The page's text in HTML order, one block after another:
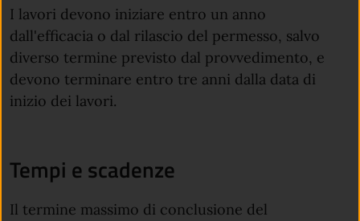
I lavori devono iniziare entro un anno
dall'efficacia o dal rilascio del permesso, salvo
diverso termine previsto dal provvedimento, e
devono terminare entro tre anni dalla data di
inizio dei lavori.
Tempi e scadenze
Il termine massimo di conclusione del